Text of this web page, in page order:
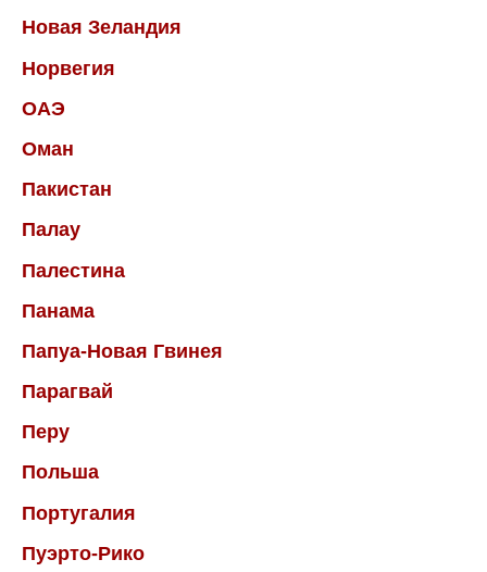
Новая Зеландия
Норвегия
ОАЭ
Оман
Пакистан
Палау
Палестина
Панама
Папуа-Новая Гвинея
Парагвай
Перу
Польша
Португалия
Пуэрто-Рико